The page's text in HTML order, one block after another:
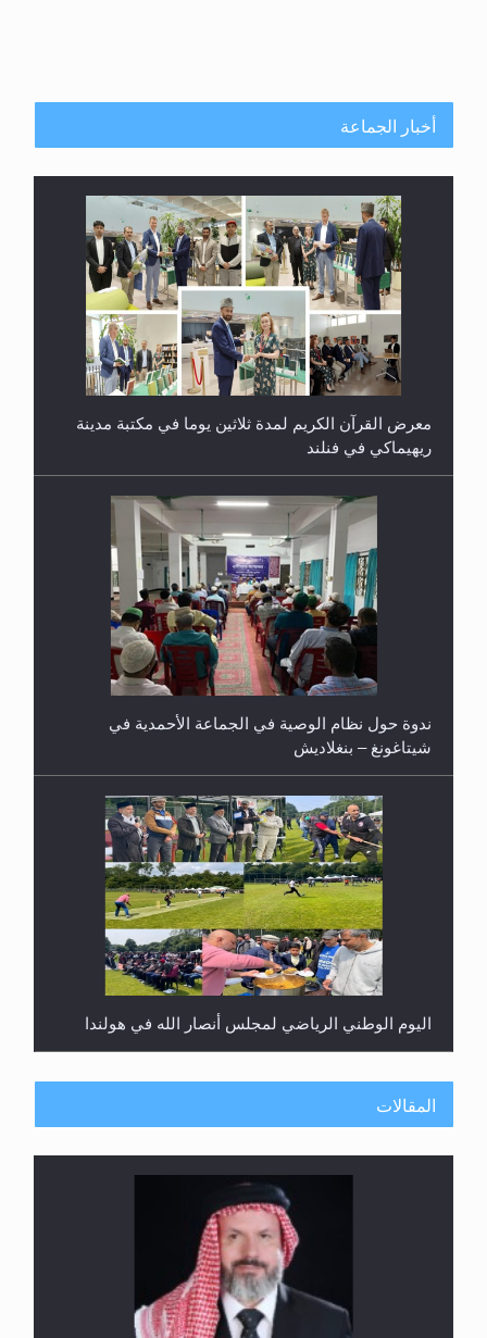
أخبار الجماعة
معرض القرآن الكريم لمدة ثلاثين يوما في مكتبة مدينة
ريهيماكي في فنلند
ندوة حول نظام الوصية في الجماعة الأحمدية في
شيتاغونغ – بنغلاديش
اليوم الوطني الرياضي لمجلس أنصار الله في هولندا
إتمام حفظ القرآن الكريم لثلاثة طلاب من مدرسة الحفظ
المقالات